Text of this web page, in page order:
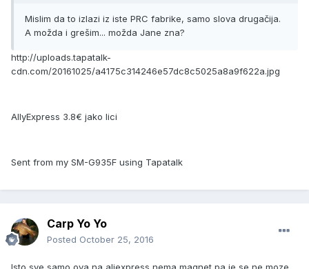
Mislim da to izlazi iz iste PRC fabrike, samo slova drugačija.
A možda i grešim... možda Jane zna?
http://uploads.tapatalk-
cdn.com/20161025/a4175c314246e57dc8c5025a8a9f622a.jpg
AllyExpress 3.8€ jako lici
Sent from my SM-G935F using Tapatalk
Carp Yo Yo
Posted October 25, 2016